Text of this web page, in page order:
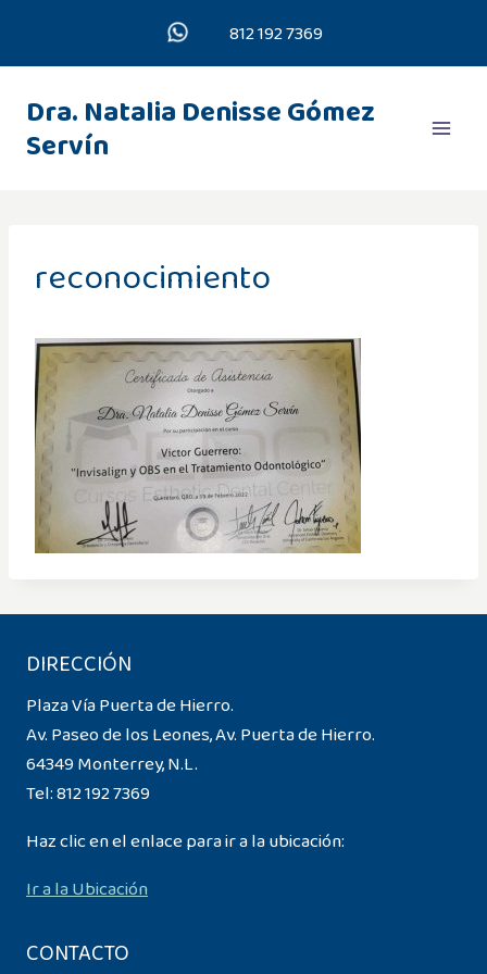
contenido
812 192 7369
Dra. Natalia Denisse Gómez
Servín
reconocimiento
DIRECCIÓN
Plaza Vía Puerta de Hierro.
Av. Paseo de los Leones, Av. Puerta de Hierro.
64349 Monterrey, N.L.
Tel:812 192 7369
Haz clic en el enlace para ir a la ubicación:
Ir a la Ubicación
CONTACTO